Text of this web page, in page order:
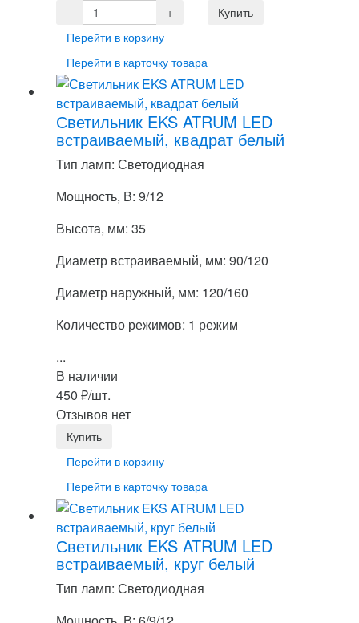
Перейти в корзину
Перейти в карточку товара
Светильник EKS ATRUM LED
встраиваемый, квадрат белый
Тип ламп: Светодиодная
Мощность, В: 9/12
Высота, мм: 35
Диаметр встраиваемый, мм: 90/120
Диаметр наружный, мм: 120/160
Количество режимов: 1 режим
...
В наличии
450 ₽/шт.
Отзывов нет
Перейти в корзину
Перейти в карточку товара
Светильник EKS ATRUM LED
встраиваемый, круг белый
Тип ламп: Светодиодная